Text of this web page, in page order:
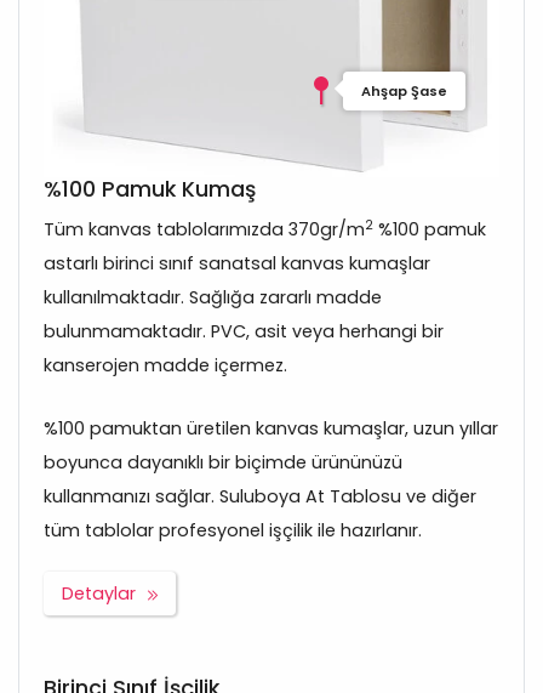
Ahşap Şase
%100 Pamuk Kumaş
Tüm kanvas tablolarımızda 370gr/m2 %100 pamuk
astarlı birinci sınıf sanatsal kanvas kumaşlar
kullanılmaktadır. Sağlığa zararlı madde
bulunmamaktadır. PVC, asit veya herhangi bir
kanserojen madde içermez.
%100 pamuktan üretilen kanvas kumaşlar, uzun yıllar
boyunca dayanıklı bir biçimde ürününüzü
kullanmanızı sağlar. Suluboya At Tablosu ve diğer
tüm tablolar profesyonel işçilik ile hazırlanır.
Detaylar